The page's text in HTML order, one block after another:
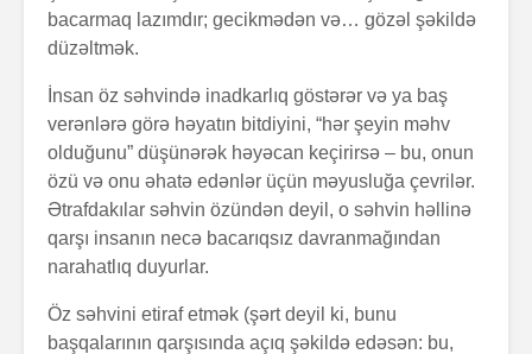
bacarmaq lazımdır; gecikmədən və… gözəl şəkildə
düzəltmək.
İnsan öz səhvində inadkarlıq göstərər və ya baş
verənlərə görə həyatın bitdiyini, “hər şeyin məhv
olduğunu” düşünərək həyəcan keçirirsə – bu, onun
özü və onu əhatə edənlər üçün məyusluğa çevrilər.
Ətrafdakılar səhvin özündən deyil, o səhvin həllinə
qarşı insanın necə bacarıqsız davranmağından
narahatlıq duyurlar.
Öz səhvini etiraf etmək (şərt deyil ki, bunu
başqalarının qarşısında açıq şəkildə edəsən: bu,
Zalım padşahla
düzdanışan
qocanın hekayəti
Problem nədədir?
yoxsa biz?